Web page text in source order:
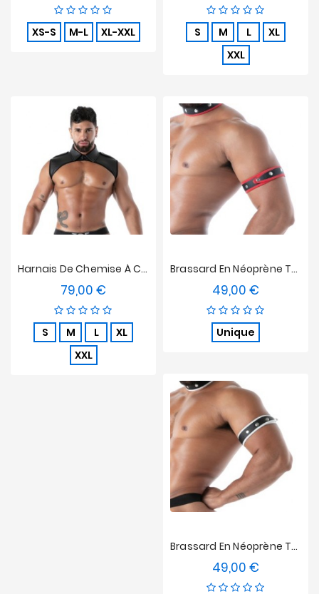
XS-S M-L XL-XXL S M L
XL
XXL
Harnais De Chemise À Col En Néoprène Tof Paris Noir
79,00 €
S M L
XL
XXL
Brassard En Néoprène Tof Paris Noir/Rouge
49,00 €
Unique
Brassard En Néoprène Tof Paris Noir/Blanc
49,00 €